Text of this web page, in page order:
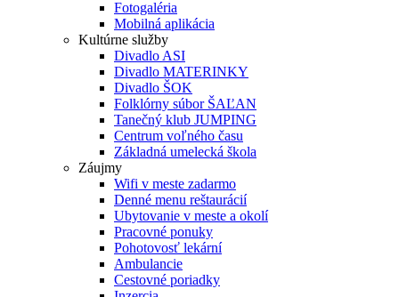
Fotogaléria
Mobilná aplikácia
Kultúrne služby
Divadlo ASI
Divadlo MATERINKY
Divadlo ŠOK
Folklórny súbor ŠAĽAN
Tanečný klub JUMPING
Centrum voľného času
Základná umelecká škola
Záujmy
Wifi v meste zadarmo
Denné menu reštaurácií
Ubytovanie v meste a okolí
Pracovné ponuky
Pohotovosť lekární
Ambulancie
Cestovné poriadky